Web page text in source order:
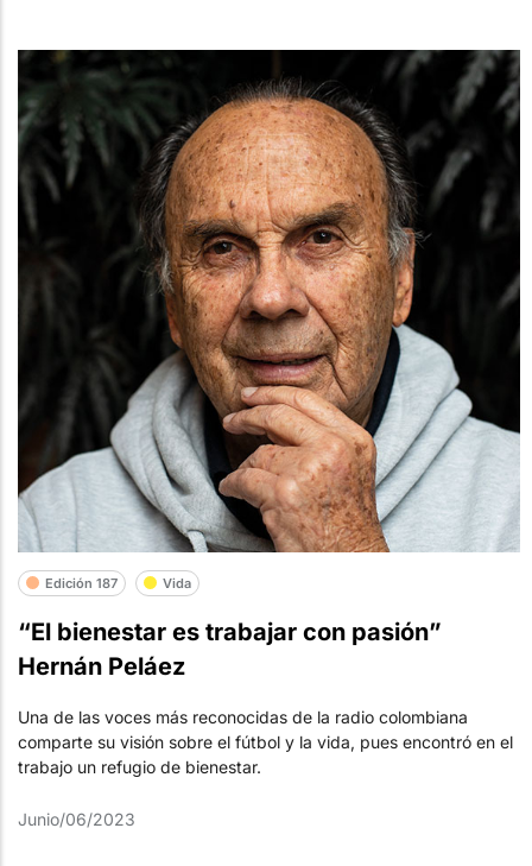
Edición 187 Vida
“El bienestar es trabajar con pasión”
Hernán Peláez
Una de las voces más reconocidas de la radio colombiana
comparte su visión sobre el fútbol y la vida, pues encontró en el
trabajo un refugio de bienestar.
Junio/06/2023